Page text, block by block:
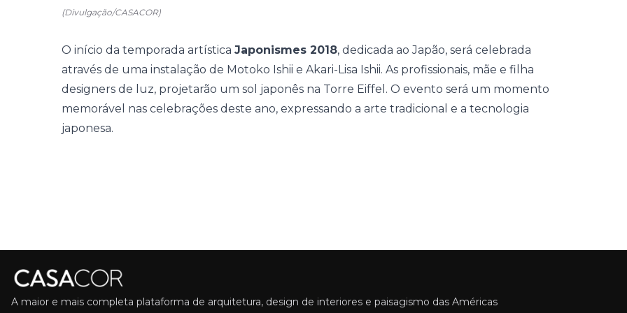
(Divulgação/CASACOR)
O início da temporada artística Japonismes 2018, dedicada ao Japão, será celebrada
através de uma instalação de Motoko Ishii e Akari-Lisa Ishii. As profissionais, mãe e filha
designers de luz, projetarão um sol japonês na Torre Eiffel. O evento será um momento
memorável nas celebrações deste ano, expressando a arte tradicional e a tecnologia
japonesa.
A maior e mais completa plataforma de arquitetura, design de interiores e paisagismo das Américas